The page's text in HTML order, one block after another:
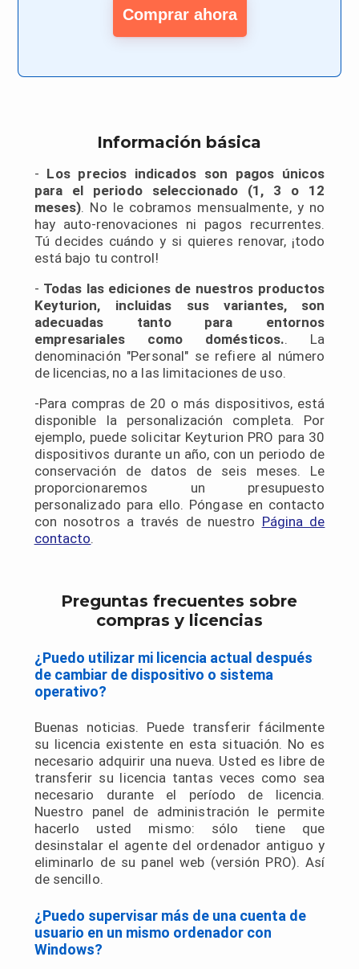
Comprar ahora
Información básica
-︎ Los precios indicados son pagos únicos
para el periodo seleccionado (1, 3 o 12
meses). No le cobramos mensualmente, y no
hay auto-renovaciones ni pagos recurrentes.
Tú decides cuándo y si quieres renovar, ¡todo
está bajo tu control!
-︎ Todas las ediciones de nuestros productos
Keyturion, incluidas sus variantes, son
adecuadas tanto para entornos
empresariales como domésticos.. La
denominación "Personal" se refiere al número
de licencias, no a las limitaciones de uso.
-Para compras de 20 o más dispositivos, está
disponible la personalización completa. Por
ejemplo, puede solicitar Keyturion PRO para 30
dispositivos durante un año, con un periodo de
conservación de datos de seis meses. Le
proporcionaremos un presupuesto
personalizado para ello. Póngase en contacto
con nosotros a través de nuestro Página de
contacto.
Preguntas frecuentes sobre
compras y licencias
¿Puedo utilizar mi licencia actual después
de cambiar de dispositivo o sistema
operativo?
Buenas noticias. Puede transferir fácilmente
su licencia existente en esta situación. No es
necesario adquirir una nueva. Usted es libre de
transferir su licencia tantas veces como sea
necesario durante el período de licencia.
Nuestro panel de administración le permite
hacerlo usted mismo: sólo tiene que
desinstalar el agente del ordenador antiguo y
eliminarlo de su panel web (versión PRO). Así
de sencillo.
¿Puedo supervisar más de una cuenta de
usuario en un mismo ordenador con
Windows?